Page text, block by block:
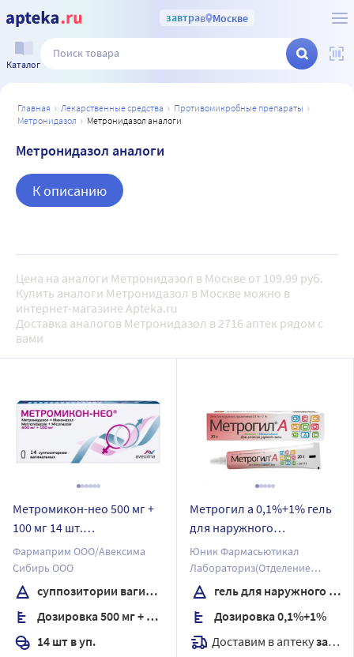
завтрав Москве
Каталог
главная лекарственные средства
противомикробные препараты
метронидазол
метронидазол аналоги
Метронидазол аналоги
К описанию
Цена на аналоги Метронидазол в Москве от 109.99 руб.
Купить аналоги Метронидазол в Москве можно в
интернет-магазине Apteka.ru
Доставка аналогов Метронидазол в 2716 аптек рядом с
вами
Метромикон-нео 500 мг +
100 мг 14 шт.
суппозитории
вагинальные
Фармаприм ООО/Авексима
Сибирь ООО
суппозитории вагинальные
Дозировка 500 мг + 100 мг
14 шт в уп.
Метрогил а 0,1%+1% гель
для наружного
применения 20 гр
Юник Фармасьютикал
Лабораториз(Отделение
фирмы Дж.Б.Кемикалс энд
Фармасьютикалс Лтд)
гель для наружного применения
Дозировка 0,1%+1%
Доставим в аптекузавтра